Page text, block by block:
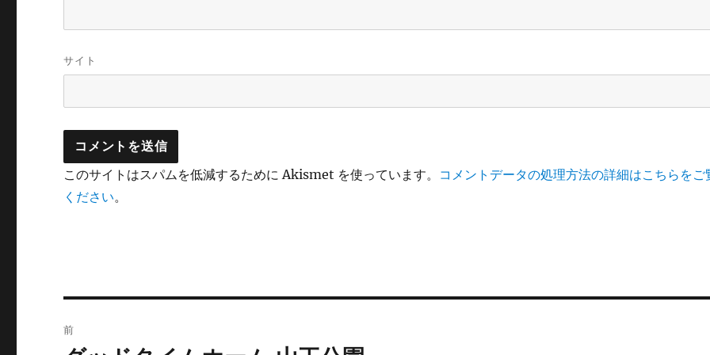
サイト
このサイトはスパムを低減するために Akismet を使っています。 コメントデータの処理方法の詳細はこちらをご
ください。
稿
前